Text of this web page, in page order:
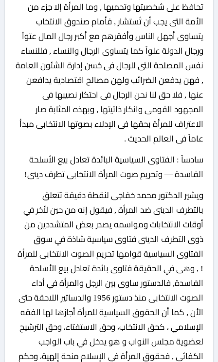
تحافظ على شخصيتها وتحميها , وما المرأة إلا جزء من
الأمة التى يجب أن تُستشار , فأمام صندوق الانتخاب
يتساوى أجهل الناس وأفقرهم مع أكبر رجال المال عتواً
ورجال الدولة علواً كما يتساوى الرجال والنساء , فللنساء
نفس المصلحة التى للرجال فى حُسن إدارة الشئون العامة
, فهن يدفعن الضرائب ولهن مصالح اقتصادية يدافعن
عنها , فلا حق لنا نحن الرجال فى احتكار نصيبها فى
المجهود القومى وانكار ذاتيتها , وبهذه المثابة صار
الاعتراف للمرأة بحقها فى الإدلاء بصوتها الانتخابى مبدأ
عاماً فى العالم الحديث .
سادساً : الفتاوى السياسية البائدة تعادل بيع الأسلحة
الفاسدة — وتحريم صوت المرأة الانتخابى تطرف دينى!
ويشير الدكتور محمد خفاجى لنقطة دقيقة تتعلق
بالتطرف الدينى ضد المرأة , فيقول إنه من حين لأخر في
أوقات الانتخابات ومواسمه يصدر بعض المتشددين من
ذوى التطرف الدينى فتاوى سياسية شاذة في سوق
الفتاوى السياسية قوامها تحريم الصوت الانتخابى للمرأة
! , وهى في الحقيقة فتاوى بائدة تعادل بيع الأسلحة
الفاسدة, فالدستور ساوى بين الرجل والمرأة في أداء
الصوت الانتخابى منذ دستور 1956 والدساتير اللاحقة حتى
الأن , كما أن الحقوق السياسية للمرأة أجازها لها الفقه
الإسلامي ، كحق الانتخاب، وحق الاستفتاء، وحق الترشيح
لعضوية مجلس النواب و هو يدخل في باب الواجب
الكفائى , فحقوق المرأة في الإسلام منحة إلهية، وحكم